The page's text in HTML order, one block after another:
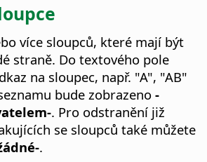
více sloupců, které mají být
straně. Do textového pole
na sloupec, např. "A", "AB"
bude zobrazeno -
. Pro odstranění již
se sloupců také můžete
.